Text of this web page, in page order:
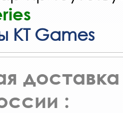
KT Games
доставка
: